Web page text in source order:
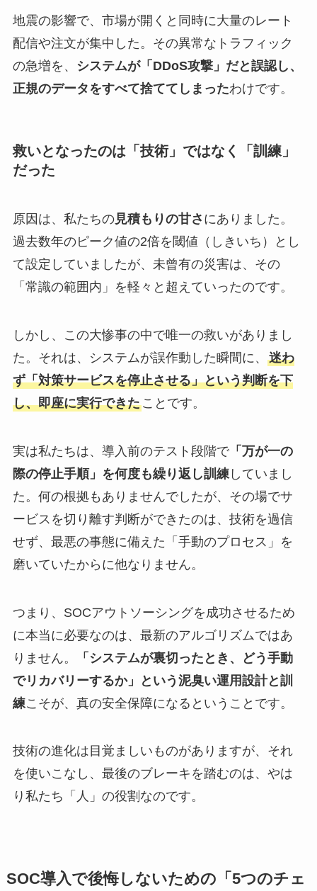
地震の影響で、市場が開くと同時に大量のレート
配信や注文が集中した。その異常なトラフィック
の急増を、
システムが「DDoS攻撃」だと誤認し、
正規のデータをすべて捨ててしまったわけです。
救いとなったのは「技術」ではなく「訓練」
だった
原因は、私たちの見積もりの甘さ にありました。
過去数年のピーク値の2倍を閾値（しきいち）とし
て設定していましたが、未曾有の災害は、その
「常識の範囲内」を軽々と超えていったのです。
しかし、この大惨事の中で唯一の救いがありまし
た。それは、システムが誤作動した瞬間に、 迷わ
ず「対策サービスを停止させる」という判断を下
し、即座に実行できたことです。
実は私たちは、導入前のテスト段階で「万が一の
際の停止手順」を何度も繰り返し訓練していまし
た。何の根拠もありませんでしたが、その場でサ
ービスを切り離す判断ができたのは、技術を過信
せず、最悪の事態に備えた「手動のプロセス」を
磨いていたからに他なりません。
つまり、SOCアウトソーシングを成功させるため
に本当に必要なのは、最新のアルゴリズムではあ
りません。
「システムが裏切ったとき、どう手動
でリカバリーするか」という泥臭い運用設計と訓
練こそが、真の安全保障になるということです。
技術の進化は目覚ましいものがありますが、それ
を使いこなし、最後のブレーキを踏むのは、やは
り私たち「人」の役割なのです。
SOC導入で後悔しないための「5つのチェ